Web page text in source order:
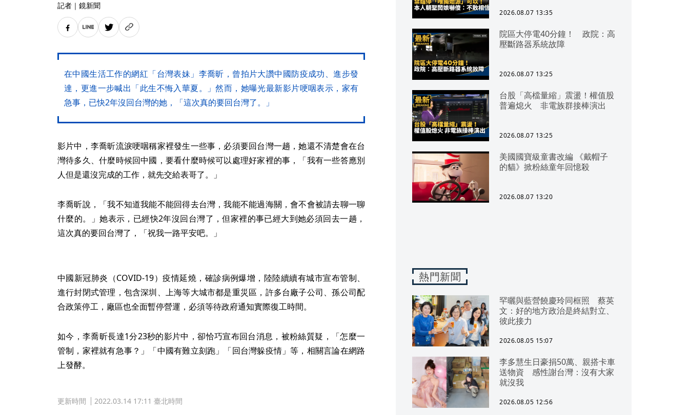
記者 ｜ 鏡新聞
在中國生活工作的網紅「台灣表妹」李喬昕，曾拍片大讚中國防疫成功、進步發
達，更進一步喊出「此生不悔入華夏。」然而，她曝光最新影片哽咽表示，家有
急事，已快2年沒回台灣的她，「這次真的要回台灣了。」
影片中，李喬昕流淚哽咽稱家裡發生一些事，必須要回台灣一趟，她還不清楚會在台
灣待多久、什麼時候回中國，要看什麼時候可以處理好家裡的事，「我有一些答應別
人但是還沒完成的工作，就先交給表哥了。」
李喬昕說，「我不知道我能不能回得去台灣，我能不能過海關，會不會被請去聊一聊
什麼的。」她表示，已經快2年沒回台灣了，但家裡的事已經大到她必須回去一趟，
這次真的要回台灣了，「祝我一路平安吧。」
中國新冠肺炎（COVID-19）疫情延燒，確診病例爆增，陸陸續續有城市宣布管制、
進行封閉式管理，包含深圳、上海等大城市都是重災區，許多台廠子公司、孫公司配
合政策停工，廠區也全面暫停營運，必須等待政府通知實際復工時間。
如今，李喬昕長達1分23秒的影片中，卻恰巧宣布回台消息，被粉絲質疑，「怎麼一
管制，家裡就有急事？」「中國有難立刻跑」「回台灣躲疫情」等，相關言論在網路
上發酵。
更新時間 2022.03.14 17:11 臺北時間
2026.08.07 13:35
院區大停電40分鐘！ 政院：高
壓斷路器系統故障
2026.08.07 13:25
台股「高檔量縮」震盪！權值股
普遍熄火 非電族群接棒演出
2026.08.07 13:25
美國國寶級童書改編 《戴帽子
的貓》掀粉絲童年回憶殺
2026.08.07 13:20
熱門新聞
罕曬與藍營饒慶玲同框照 蔡英
文：好的地方政治是終結對立、
彼此接力
2026.08.05 15:07
李多慧生日豪捐50萬、親搭卡車
送物資 感性謝台灣：沒有大家
就沒我
2026.08.05 12:56